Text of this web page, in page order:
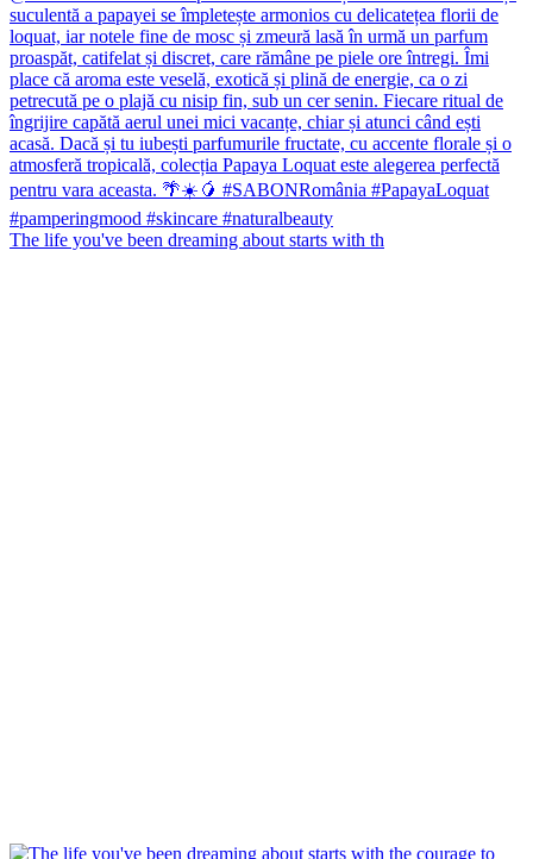
The life you've been dreaming about starts with th